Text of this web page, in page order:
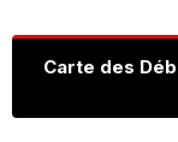
Carte des